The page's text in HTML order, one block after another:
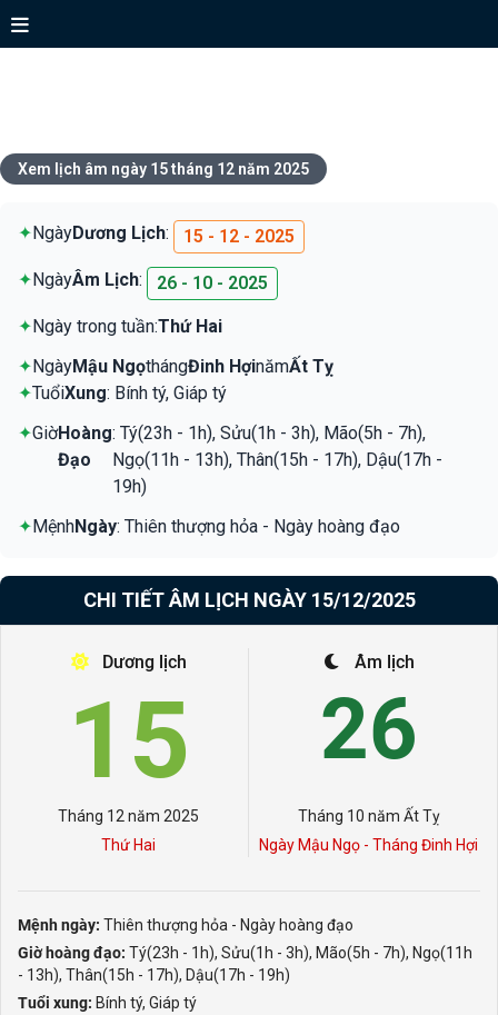
Xem lịch âm ngày 15 tháng 12 năm 2025
✦NgàyDương Lịch: 15 - 12 - 2025
✦NgàyÂm Lịch: 26 - 10 - 2025
✦Ngày trong tuần:Thứ Hai
✦NgàyMậu NgọthángĐinh HợinămẤt Tỵ
✦TuổiXung: Bính tý, Giáp tý
✦GiờHoàng
Đạo
: Tý(23h - 1h), Sửu(1h - 3h), Mão(5h - 7h),
Ngọ(11h - 13h), Thân(15h - 17h), Dậu(17h -
19h)
✦MệnhNgày: Thiên thượng hỏa - Ngày hoàng đạo
CHI TIẾT ÂM LỊCH NGÀY 15/12/2025
Dương lịch
15
Tháng 12 năm 2025
Thứ Hai
Âm lịch
26
Tháng 10 năm Ất Tỵ
Ngày Mậu Ngọ - Tháng Đinh Hợi
Mệnh ngày: Thiên thượng hỏa - Ngày hoàng đạo
Giờ hoàng đạo: Tý(23h - 1h), Sửu(1h - 3h), Mão(5h - 7h), Ngọ(11h
- 13h), Thân(15h - 17h), Dậu(17h - 19h)
Tuổi xung: Bính tý, Giáp tý